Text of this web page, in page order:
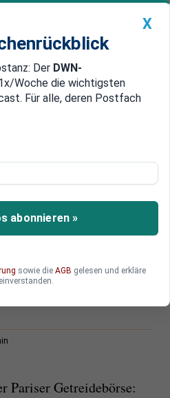
Geldanlage Premium
Magazin China
von der
gehen Preise für
Pariser Getreidebörse:
X
Der DWN-
Woche die wichtigsten
Für alle, deren Postfach
abonnieren »
sowie die AGB gelesen und erkläre